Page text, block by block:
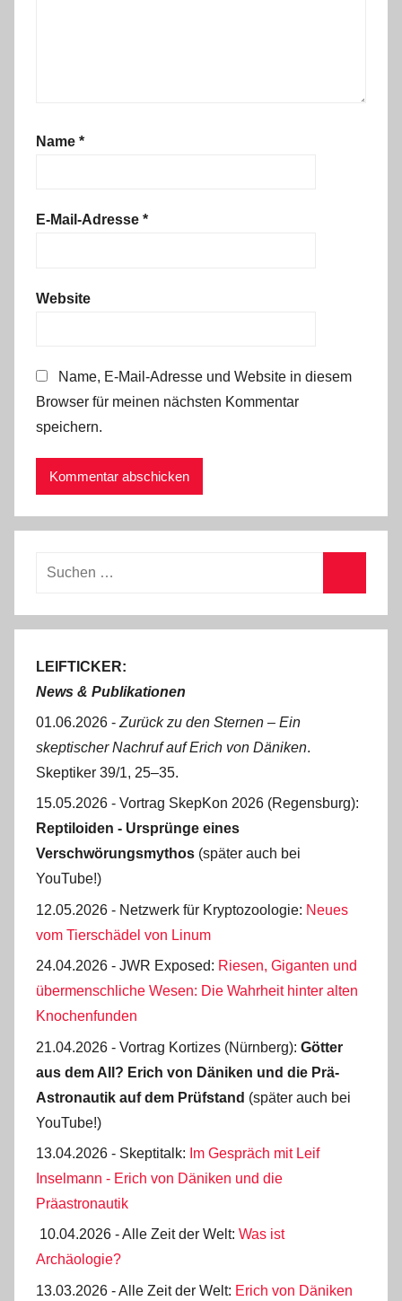
Name *
E-Mail-Adresse *
Website
Name, E-Mail-Adresse und Website in diesem
Browser für meinen nächsten Kommentar
speichern.
Suchen
LEIFTICKER:
News & Publikationen
01.06.2026 - Zurück zu den Sternen ‒ Ein
skeptischer Nachruf auf Erich von Däniken.
Skeptiker 39/1, 25‒35.
15.05.2026 - Vortrag SkepKon 2026 (Regensburg):
Reptiloiden - Ursprünge eines
Verschwörungsmythos (später auch bei
YouTube!)
12.05.2026 - Netzwerk für Kryptozoologie: Neues
vom Tierschädel von Linum
24.04.2026 - JWR Exposed: Riesen, Giganten und
übermenschliche Wesen: Die Wahrheit hinter alten
Knochenfunden
21.04.2026 - Vortrag Kortizes (Nürnberg): Götter
aus dem All? Erich von Däniken und die Prä-
Astro­nautik auf dem Prüf­stand (später auch bei
YouTube!)
13.04.2026 - Skeptitalk: Im Gespräch mit Leif
Inselmann - Erich von Däniken und die
Präastronautik
10.04.2026 - Alle Zeit der Welt: Was ist
Archäologie?
13.03.2026 - Alle Zeit der Welt: Erich von Däniken